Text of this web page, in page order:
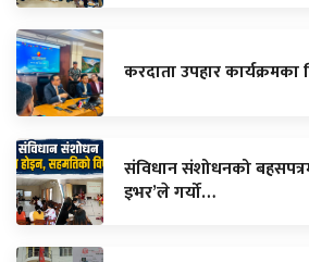
करदाता उपहार
संविधान संशोधनको
इभर’ले गर्यो…